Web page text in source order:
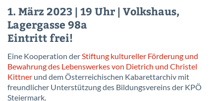
1. März 2023 | 19 Uhr | Volkshaus,
Lagergasse 98a
Eintritt frei!
Eine Kooperation derStiftung kultureller Förderung und
Bewahrung des Lebenswerkes von Dietrich und Christel
Kittner und dem Österreichischen Kabarettarchiv mit
freundlicher Unterstützung des Bildungsvereins der KPÖ
Steiermark.